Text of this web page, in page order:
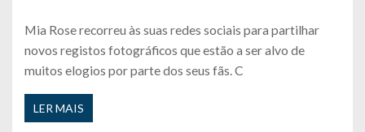
Mia Rose recorreu às suas redes sociais para partilhar
novos registos fotográficos que estão a ser alvo de
muitos elogios por parte dos seus fãs. C
LER MAIS